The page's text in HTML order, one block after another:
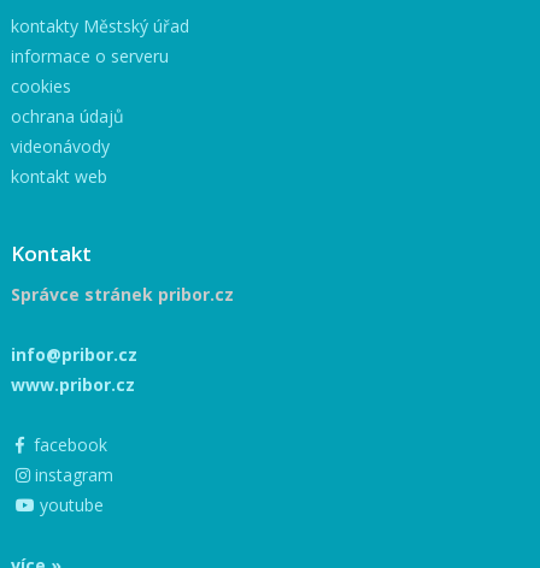
kontakty Městský úřad
informace o serveru
cookies
ochrana údajů
videonávody
kontakt web
Kontakt
Správce stránek pribor.cz
info@pribor.cz
www.pribor.cz
facebook
instagram
youtube